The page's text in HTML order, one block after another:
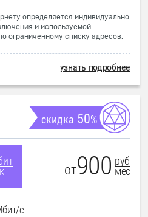
определяется индивидуально
и используемой
ограниченному списку адресов.
узнать подробнее
скидка 50%
от900 руб
мес
с